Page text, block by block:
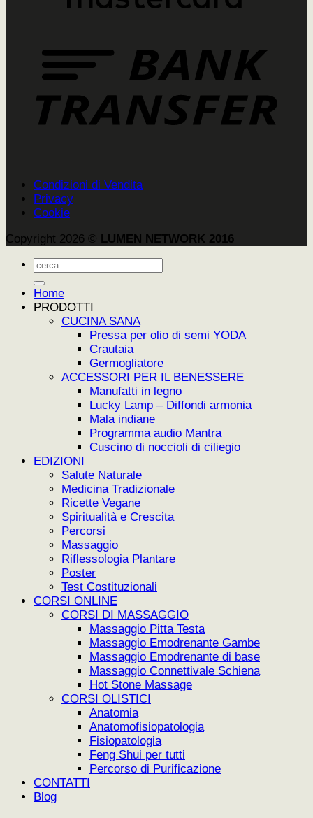
Condizioni di Vendita
Privacy
Cookie
Copyright 2026 © LUMEN NETWORK 2016
Cerca:
Home
PRODOTTI
CUCINA SANA
Pressa per olio di semi YODA
Crautaia
Germogliatore
ACCESSORI PER IL BENESSERE
Manufatti in legno
Lucky Lamp – Diffondi armonia
Mala indiane
Programma audio Mantra
Cuscino di noccioli di ciliegio
EDIZIONI
Salute Naturale
Medicina Tradizionale
Ricette Vegane
Spiritualità e Crescita
Percorsi
Massaggio
Riflessologia Plantare
Poster
Test Costituzionali
CORSI ONLINE
CORSI DI MASSAGGIO
Massaggio Pitta Testa
Massaggio Emodrenante Gambe
Massaggio Emodrenante di base
Massaggio Connettivale Schiena
Hot Stone Massage
CORSI OLISTICI
Anatomia
Anatomofisiopatologia
Fisiopatologia
Feng Shui per tutti
Percorso di Purificazione
CONTATTI
Blog